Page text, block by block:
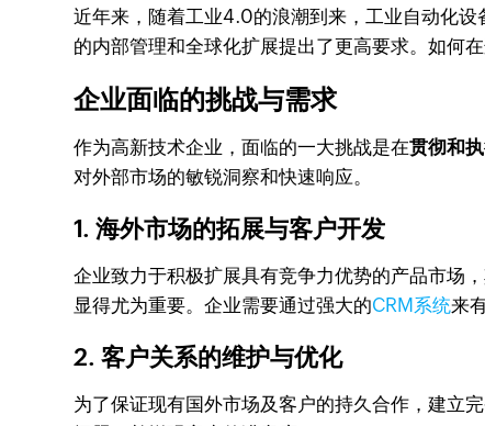
近年来，随着工业4.0的浪潮到来，工业自动化
的内部管理和全球化扩展提出了更高要求。如何
企业面临的挑战与需求
作为高新技术企业，面临的一大挑战是在贯彻和
对外部市场的敏锐洞察和快速响应。
1. 海外市场的拓展与客户开发
企业致力于积极扩展具有竞争力优势的产品市场
显得尤为重要。企业需要通过强大的CRM系统来
2. 客户关系的维护与优化
为了保证现有国外市场及客户的持久合作，建立